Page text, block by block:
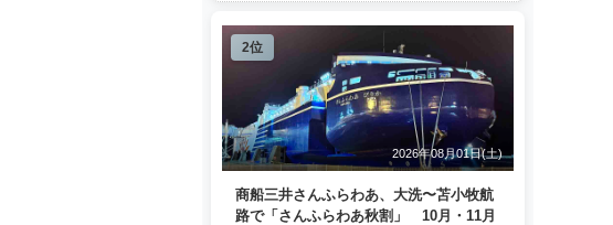
2位
2026年08月01日(土)
商船三井さんふらわあ、大洗〜苫小牧航
路で「さんふらわあ秋割」 10月・11月